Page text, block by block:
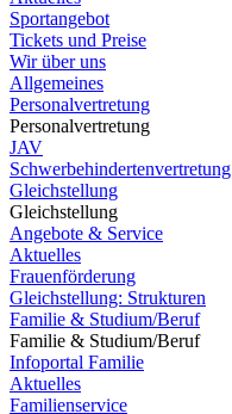
Sportangebot
Tickets und Preise
Wir über uns
Allgemeines
Personalvertretung
Personalvertretung
JAV
Schwerbehindertenvertretung
Gleichstellung
Gleichstellung
Angebote & Service
Aktuelles
Frauenförderung
Gleichstellung: Strukturen
Familie & Studium/Beruf
Familie & Studium/Beruf
Infoportal Familie
Aktuelles
Familienservice